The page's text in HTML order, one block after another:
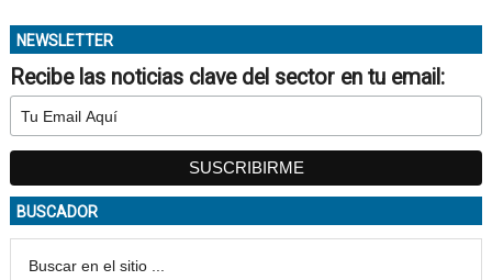
NEWSLETTER
Recibe las noticias clave del sector en tu email:
BUSCADOR